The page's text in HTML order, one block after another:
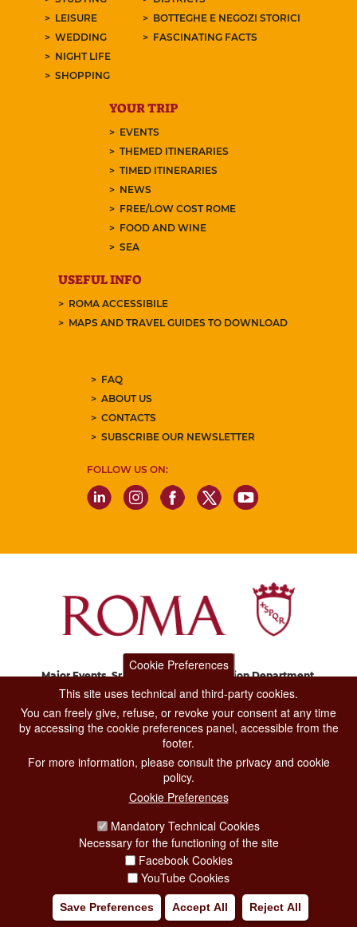
LEISURE
WEDDING
NIGHT LIFE
SHOPPING
BOTTEGHE E NEGOZI STORICI
FASCINATING FACTS
YOUR TRIP
EVENTS
THEMED ITINERARIES
TIMED ITINERARIES
NEWS
FREE/LOW COST ROME
FOOD AND WINE
SEA
USEFUL INFO
ROMA ACCESSIBILE
MAPS AND TRAVEL GUIDES TO DOWNLOAD
FAQ
ABOUT US
CONTACTS
SUBSCRIBE OUR NEWSLETTER
FOLLOW US ON:
Major Events, Sport, Tourism and Fashion Department.
Via di San Basilio, 51
CONTACT CENTER TEL. 06 06 08
CONTATTA LA REDAZIONE
PRIVACY
SOCIAL MEDIA POLICY
CREDITS
COPYRIGHT
Cookie Preferences
This site uses technical and third-party cookies.
You can freely give, refuse, or revoke your consent at any time
by accessing the cookie preferences panel, accessible from the
footer.
For more information, please consult the privacy and cookie
policy.
Cookie Preferences
Mandatory Technical Cookies
Necessary for the functioning of the site
Facebook Cookies
YouTube Cookies
Save Preferences Accept All Reject All